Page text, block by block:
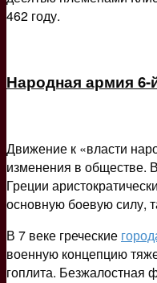
462 году.
Народная армия
Движение к «власти
изменения в обществе.
Греции
основную боевую силу,
В 7 веке греческие
военную концепцию
гоплита. Безжалостная